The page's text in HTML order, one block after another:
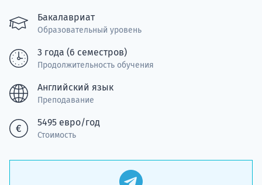
Бакалавриат
Образовательный уровень
3 года (6 семестров)
Продолжительность обучения
Английский язык
Преподавание
5495 евро/год
Стоимость